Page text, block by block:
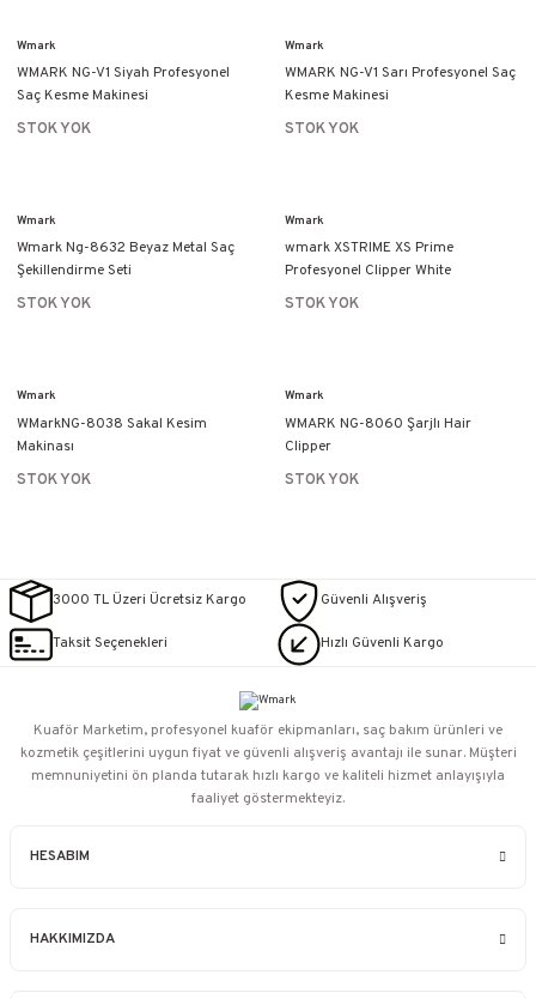
Wmark
WMARK NG-V1 Siyah Profesyonel
Saç Kesme Makinesi
STOK YOK
Wmark
WMARK NG-V1 Sarı Profesyonel Saç
Kesme Makinesi
STOK YOK
Wmark
Wmark Ng-8632 Beyaz Metal Saç
Şekillendirme Seti
STOK YOK
Wmark
wmark XSTRIME XS Prime
Profesyonel Clipper White
STOK YOK
Wmark
WMarkNG-8038 Sakal Kesim
Makinası
STOK YOK
Wmark
WMARK NG-8060 Şarjlı Hair
Clipper
STOK YOK
3000 TL Üzeri Ücretsiz Kargo Güvenli Alışveriş
Taksit Seçenekleri Hızlı Güvenli Kargo
HESABIM
HAKKIMIZDA
Kuaför Marketim, profesyonel kuaför ekipmanları, saç bakım ürünleri ve
kozmetik çeşitlerini uygun fiyat ve güvenli alışveriş avantajı ile sunar. Müşteri
memnuniyetini ön planda tutarak hızlı kargo ve kaliteli hizmet anlayışıyla
faaliyet göstermekteyiz.